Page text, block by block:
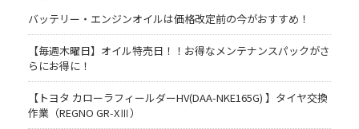
バッテリー・エンジンオイルは価格改定前の今がおすすめ！
【毎週木曜日】オイル特売日！！お得なメンテナンスパックがさ
らにお得に！
【トヨタ カローラフィールダーHV(DAA-NKE165G) 】タイヤ交換
作業（REGNO GR-XⅢ）